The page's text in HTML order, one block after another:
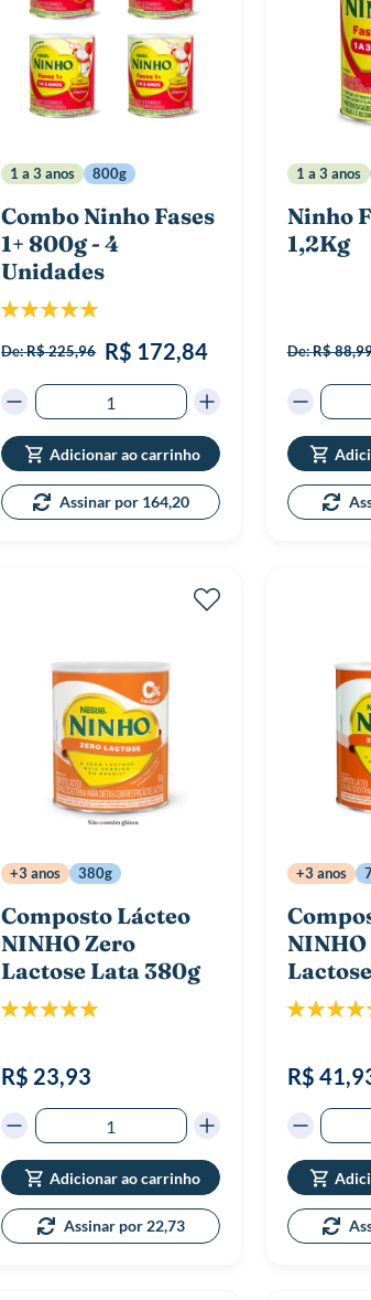
1 a 3 anos 800g
Combo Ninho Fases
1+ 800g - 4
Unidades
Classificação:
De:R$ 225,96 R$ 172,84
Adicionar ao carrinho
Assinar por 164,20
1 a 3 anos
Ninho
1,2Kg
De:R$
+3 anos 380g
Composto Lácteo
NINHO Zero
Lactose Lata 380g
Classificação:
R$ 23,93
Adicionar ao carrinho
Assinar por 22,73
+3 anos
NINHO
R$